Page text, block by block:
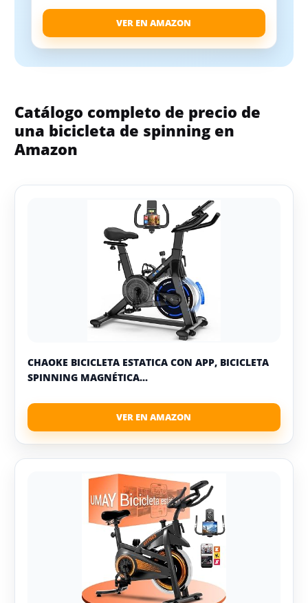
VER EN AMAZON
Catálogo completo de precio de
una bicicleta de spinning en
Amazon
CHAOKE BICICLETA ESTATICA CON APP, BICICLETA
SPINNING MAGNÉTICA...